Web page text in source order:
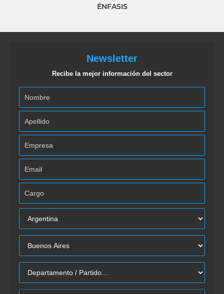
ÉNFASIS
Newsletter
Recibe la mejor información del sector